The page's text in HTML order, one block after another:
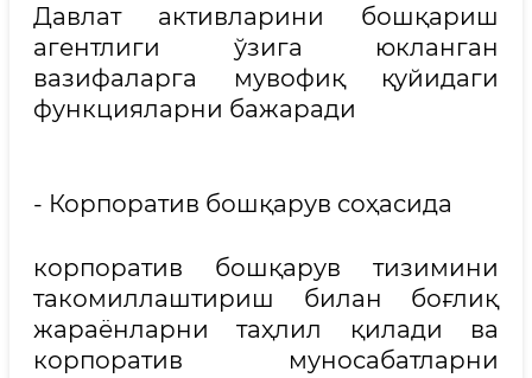
Давлат активларини бошқариш
агентлиги ўзига юкланган
вазифаларга мувофиқ қуйидаги
функцияларни бажаради
- Корпоратив бошқарув соҳасида
корпоратив бошқарув тизимини
такомиллаштириш билан боғлиқ
жараёнларни таҳлил қилади ва
корпоратив муносабатларни